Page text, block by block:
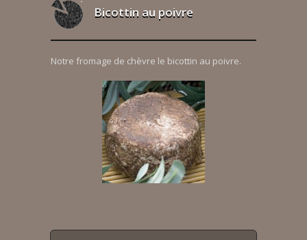
Bicottin au poivre
Notre fromage de chèvre le bicottin au poivre.